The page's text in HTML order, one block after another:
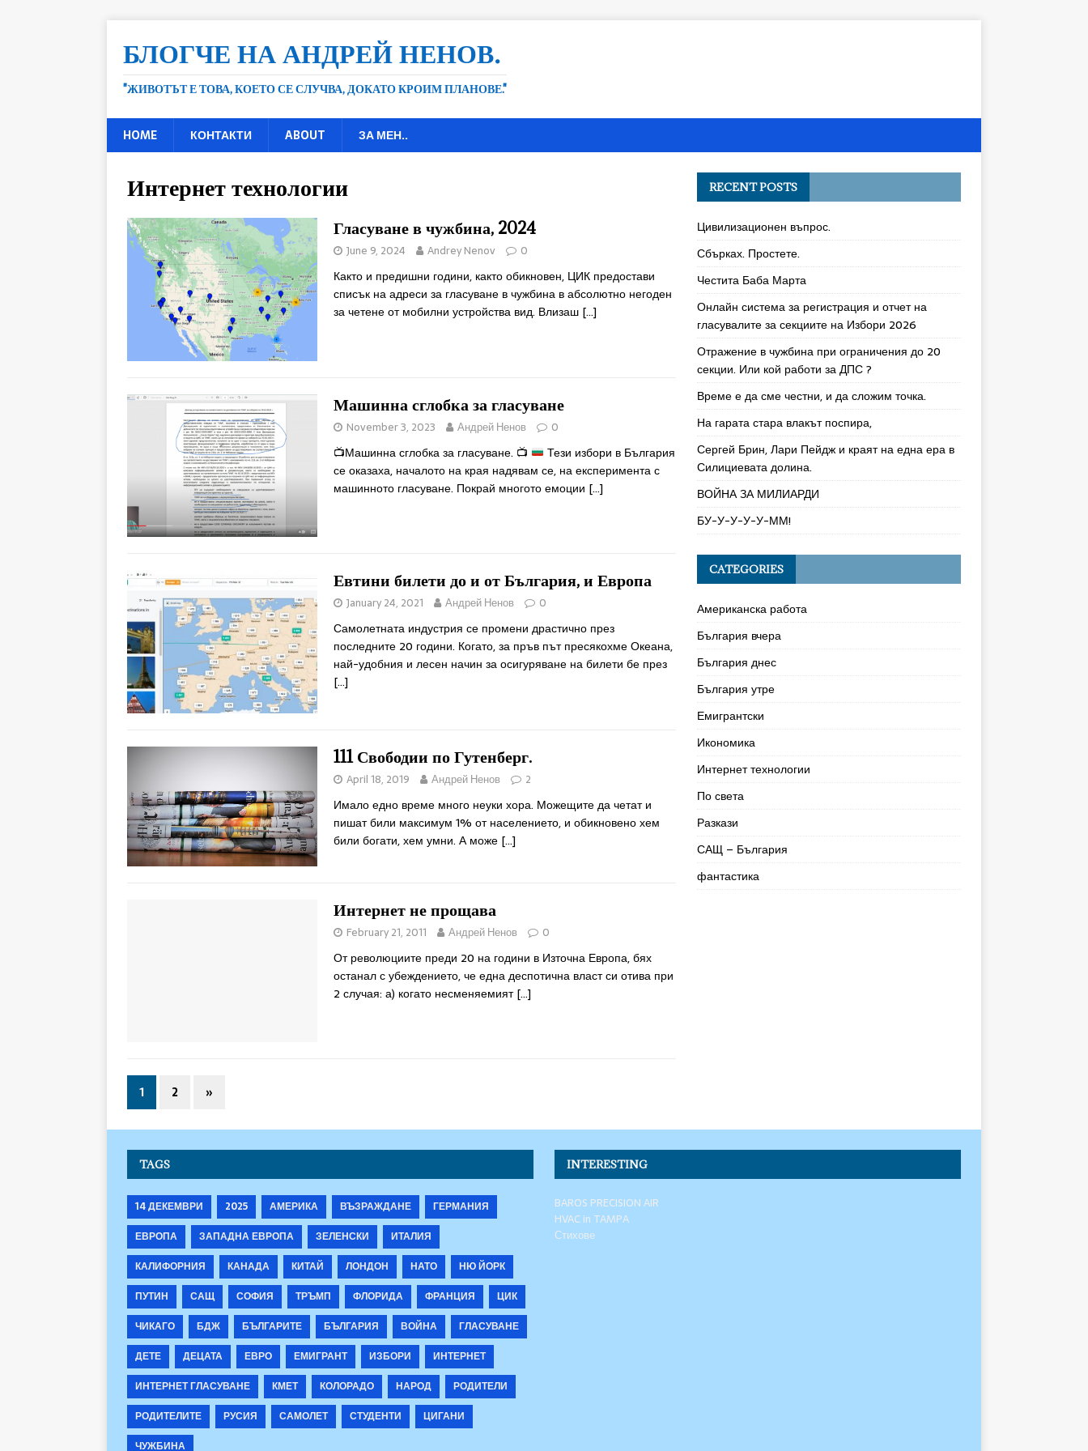
БЛОГЧЕ НА АНДРЕЙ НЕНОВ.
"ЖИВОТЪТ Е ТОВА, КОЕТО СЕ СЛУЧВА, ДОКАТО КРОИМ ПЛАНОВЕ."
HOME КОНТАКТИ ABOUT ЗА МЕН..
Интернет технологии
Гласуване в чужбина, 2024
June 9, 2024 Andrey Nenov 0
Както и предишни години, както обикновен, ЦИК предостави
списък на адреси за гласуване в чужбина в абсолютно негоден
за четене от мобилни устройства вид. Влизаш […]
Машинна сглобка за гласуване
November 3, 2023 Андрей Ненов 0
📺Машинна сглобка за гласуване. 📺
Тези избори в България
се оказаха, началото на края надявам се, на експеримента с
машинното гласуване. Покрай многото емоции […]
Евтини билети до и от България, и Европа
January 24, 2021 Андрей Ненов 0
Самолетната индустрия се промени драстично през
последните 20 години. Когато, за пръв път пресякохме Океана,
най-удобния и лесен начин за осигуряване на билети бе през
[…]
111 Свободии по Гутенберг.
April 18, 2019 Андрей Ненов 2
Имало едно време много неуки хора. Можещите да четат и
пишат били максимум 1% от населението, и обикновено хем
били богати, хем умни. А може […]
Интернет не прощава
February 21, 2011 Андрей Ненов 0
От революциите преди 20 на години в Източна Европа, бях
останал с убеждението, че една деспотична власт си отива при
2 случая: а) когато несменяемият[…]
1 2 »
RECENT POSTS
Цивилизационен въпрос.
Сбърках. Простете.
Честита Баба Марта
Онлайн система за регистрация и отчет на
гласувалите за секциите на Избори 2026
Отражение в чужбина при ограничения до 20
секции. Или кой работи за ДПС ?
Време е да сме честни, и да сложим точка.
На гарата стара влакът поспира,
Сергей Брин, Лари Пейдж и краят на една ера в
Силициевата долина.
ВОЙНА ЗА МИЛИАРДИ
БУ-У-У-У-У-ММ!
CATEGORIES
Американска работа
България вчера
България днес
България утре
Емигрантски
Икономика
Интернет технологии
По света
Разкази
САЩ – България
фантастика
TAGS
14 ДЕКЕМВРИ 2025 АМЕРИКА ВЪЗРАЖДАНЕ
ГЕРМАНИЯ
ЕВРОПА
ЗАПАДНА ЕВРОПА ЗЕЛЕНСКИ
ИТАЛИЯ
КАЛИФОРНИЯ
КАНАДА КИТАЙ ЛОНДОН НАТО
НЮ ЙОРК
ПУТИН
САЩ СОФИЯ ТРЪМП ФЛОРИДА ФРАНЦИЯ
ЦИК
ЧИКАГО
БДЖ БЪЛГАРИТЕ БЪЛГАРИЯ ВОЙНА
ГЛАСУВАНЕ
ДЕТЕ
ДЕЦАТА ЕВРО ЕМИГРАНТ ИЗБОРИ
ИНТЕРНЕТ
ИНТЕРНЕТ ГЛАСУВАНЕ
КМЕТ КОЛОРАДО НАРОД
РОДИТЕЛИ
РОДИТЕЛИТЕ
РУСИЯ САМОЛЕТ СТУДЕНТИ
ЦИГАНИ
ЧУЖБИНА
INTERESTING
BAROS PRECISION AIR
HVAC in TAMPA
Стихове